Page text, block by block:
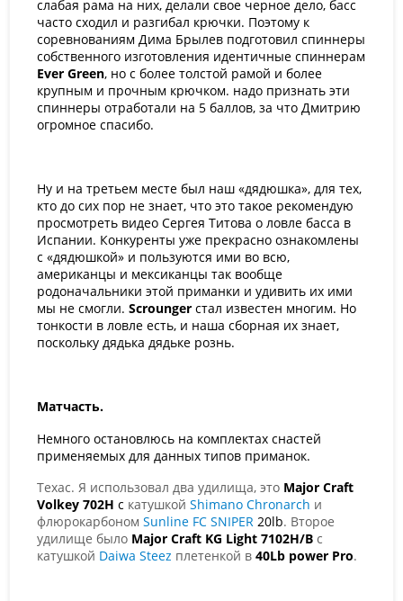
слабая рама на них, делали свое черное дело, басс
часто сходил и разгибал крючки. Поэтому к
соревнованиям Дима Брылев подготовил спиннеры
собственного изготовления идентичные спиннерам
Ever Green, но с более толстой рамой и более
крупным и прочным крючком. надо признать эти
спиннеры отработали на 5 баллов, за что Дмитрию
огромное спасибо.
Ну и на третьем месте был наш «дядюшка», для тех,
кто до сих пор не знает, что это такое рекомендую
просмотреть видео Сергея Титова о ловле басса в
Испании. Конкуренты уже прекрасно ознакомлены
с «дядюшкой» и пользуются ими во всю,
американцы и мексиканцы так вообще
родоначальники этой приманки и удивить их ими
мы не смогли. Scrounger стал известен многим. Но
тонкости в ловле есть, и наша сборная их знает,
поскольку дядька дядьке рознь.
Матчасть.
Немного остановлюсь на комплектах снастей
применяемых для данных типов приманок.
Техас. Я использовал два удилища, это Major Craft
Volkey 702H c катушкой Shimano Chronarch и
флюрокарбоном Sunline FC SNIPER 20lb. Второе
удилище было Major Craft KG Light 7102Н/В с
катушкой Daiwa Steez плетенкой в 40Lb power Pro.